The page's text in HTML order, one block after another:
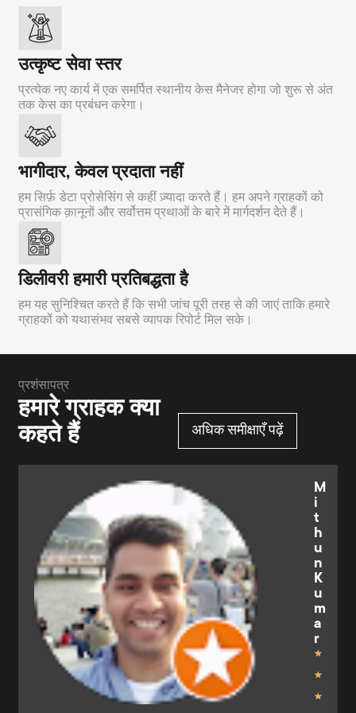
उत्कृष्ट सेवा स्तर
प्रत्येक नए कार्य में एक समर्पित स्थानीय केस मैनेजर होगा जो शुरू से अंत
तक केस का प्रबंधन करेगा।
भागीदार, केवल प्रदाता नहीं
हम सिर्फ़ डेटा प्रोसेसिंग से कहीं ज़्यादा करते हैं। हम अपने ग्राहकों को
प्रासंगिक क़ानूनों और सर्वोत्तम प्रथाओं के बारे में मार्गदर्शन देते हैं।
डिलीवरी हमारी प्रतिबद्धता है
हम यह सुनिश्चित करते हैं कि सभी जांच पूरी तरह से की जाएं ताकि हमारे
ग्राहकों को यथासंभव सबसे व्यापक रिपोर्ट मिल सके।
प्रशंसापत्र
हमारे ग्राहक क्या
कहते हैं
अधिक समीक्षाएँ पढ़ें
M
i
t
h
u
n
K
u
m
a
r
★
★
★